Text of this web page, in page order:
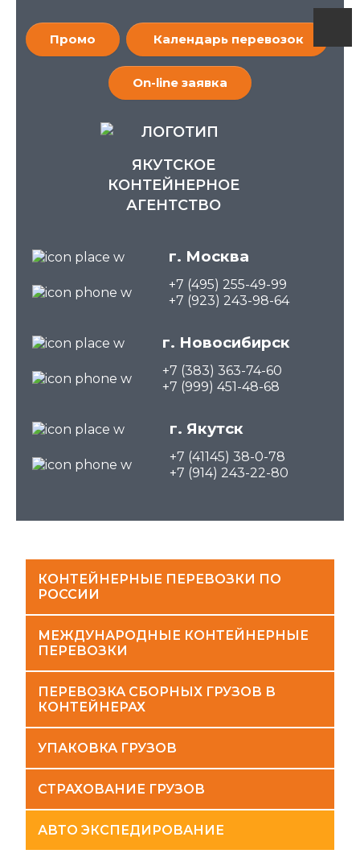
Промо Календарь перевозок
On-line заявка
ЯКУТСКОЕ
КОНТЕЙНЕРНОЕ
АГЕНТСТВО
г. Москва
+7 (495) 255-49-99
+7 (923) 243-98-64
г. Новосибирск
+7 (383) 363-74-60
+7 (999) 451-48-68
г. Якутск
+7 (41145) 38-0-78
+7 (914) 243-22-80
КОНТЕЙНЕРНЫЕ ПЕРЕВОЗКИ ПО
РОССИИ
МЕЖДУНАРОДНЫЕ КОНТЕЙНЕРНЫЕ
ПЕРЕВОЗКИ
ПЕРЕВОЗКА СБОРНЫХ ГРУЗОВ В
КОНТЕЙНЕРАХ
УПАКОВКА ГРУЗОВ
СТРАХОВАНИЕ ГРУЗОВ
АВТО ЭКСПЕДИРОВАНИЕ